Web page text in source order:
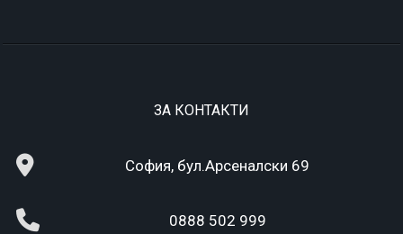
ЗА КОНТАКТИ
София, бул.Арсеналски 69
0888 502 999